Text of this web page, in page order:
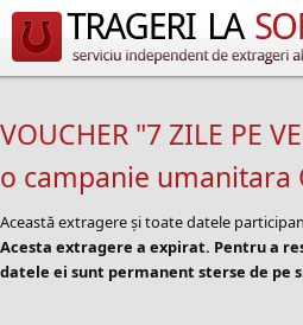
VOUCHER "7 ZILE PE
o campanie umanitara
Această extragere și toate datele
Acesta extragere a expirat. Pentru a
datele ei sunt permanent sterse de pe